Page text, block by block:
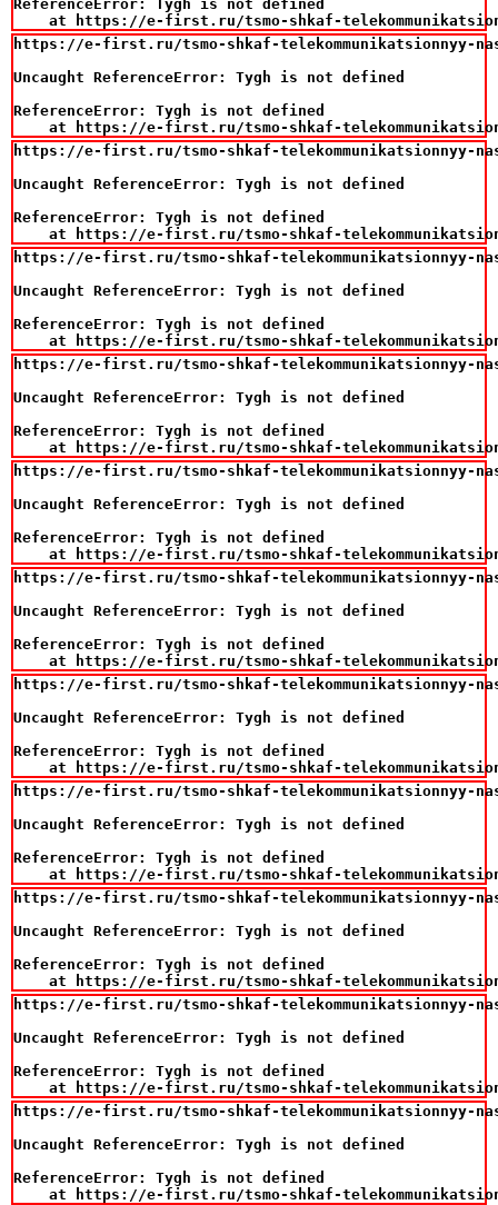
ReferenceError: Tygh is not defined
at https://e-first.ru/tsmo-shkaf-
https://e-first.ru/tsmo-shkaf-telekommunikatsionnyy-
Uncaught ReferenceError: Tygh is not defined
ReferenceError: Tygh is not defined
at https://e-first.ru/tsmo-shkaf-
https://e-first.ru/tsmo-shkaf-telekommunikatsionnyy-
Uncaught ReferenceError: Tygh is not defined
ReferenceError: Tygh is not defined
at https://e-first.ru/tsmo-shkaf-
https://e-first.ru/tsmo-shkaf-telekommunikatsionnyy-
Uncaught ReferenceError: Tygh is not defined
ReferenceError: Tygh is not defined
at https://e-first.ru/tsmo-shkaf-
https://e-first.ru/tsmo-shkaf-telekommunikatsionnyy-
Uncaught ReferenceError: Tygh is not defined
ReferenceError: Tygh is not defined
at https://e-first.ru/tsmo-shkaf-
https://e-first.ru/tsmo-shkaf-telekommunikatsionnyy-
Uncaught ReferenceError: Tygh is not defined
ReferenceError: Tygh is not defined
at https://e-first.ru/tsmo-shkaf-
https://e-first.ru/tsmo-shkaf-telekommunikatsionnyy-
Uncaught ReferenceError: Tygh is not defined
ReferenceError: Tygh is not defined
at https://e-first.ru/tsmo-shkaf-
https://e-first.ru/tsmo-shkaf-telekommunikatsionnyy-
Uncaught ReferenceError: Tygh is not defined
ReferenceError: Tygh is not defined
at https://e-first.ru/tsmo-shkaf-
https://e-first.ru/tsmo-shkaf-telekommunikatsionnyy-
Uncaught ReferenceError: Tygh is not defined
ReferenceError: Tygh is not defined
at https://e-first.ru/tsmo-shkaf-
https://e-first.ru/tsmo-shkaf-telekommunikatsionnyy-
Uncaught ReferenceError: Tygh is not defined
ReferenceError: Tygh is not defined
at https://e-first.ru/tsmo-shkaf-
https://e-first.ru/tsmo-shkaf-telekommunikatsionnyy-
Uncaught ReferenceError: Tygh is not defined
ReferenceError: Tygh is not defined
at https://e-first.ru/tsmo-shkaf-
https://e-first.ru/tsmo-shkaf-telekommunikatsionnyy-
Uncaught ReferenceError: Tygh is not defined
ReferenceError: Tygh is not defined
at https://e-first.ru/tsmo-shkaf-